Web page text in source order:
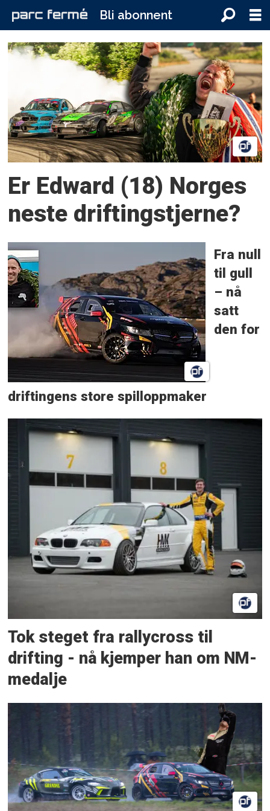
Bli abonnent
Tag:
drifting-
nm
Er Edward (18) Norges
neste driftingstjerne?
Fra null
til gull
– nå
satt
den for
driftingens store spilloppmaker
Tok steget fra rallycross til
drifting - nå kjemper han om NM-
medalje